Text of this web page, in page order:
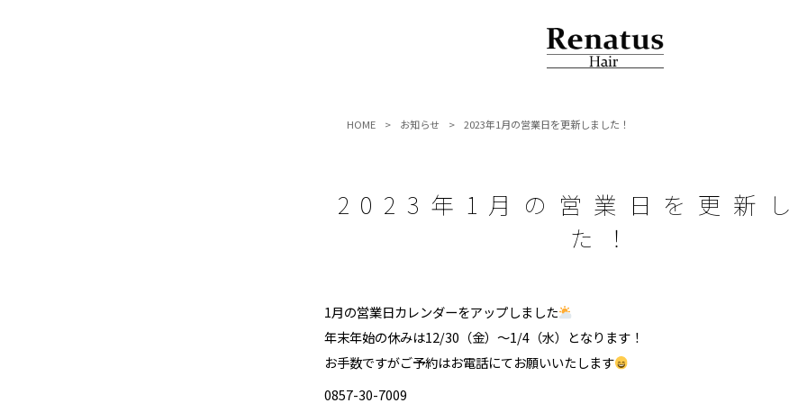
HOME > お知らせ > 2023年1月の営業日を更新しました！
2023年1月の営業日を更新
た！
1月の営業日カレンダーをアップしました
年末年始の休みは12/30（金）～1/4（水）となります！
お手数ですがご予約はお電話にてお願いいたします
0857-30-7009